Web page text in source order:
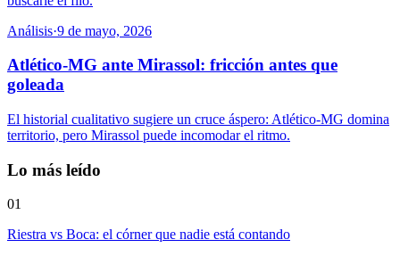
Análisis·9 de mayo, 2026
Atlético-MG ante Mirassol: fricción antes que
goleada
El historial cualitativo sugiere un cruce áspero: Atlético-MG domina
territorio, pero Mirassol puede incomodar el ritmo.
Lo más leído
01
Riestra vs Boca: el córner que nadie está contando